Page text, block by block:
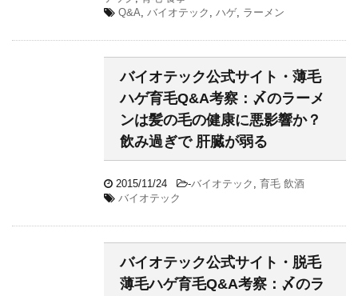
Q&A
バイオテック ハゲ ラーメン
バイオテック公式サイト・薄毛
ハゲ育毛Q&A考察：〆のラーメ
ンは髪の毛の健康に悪影響か？
飲み過ぎで 肝臓が弱る
2015/11/24 -バイオテック
育毛 飲酒
バイオテック
バイオテック公式サイト・脱毛
薄毛ハゲ育毛Q&A考察：〆のラ